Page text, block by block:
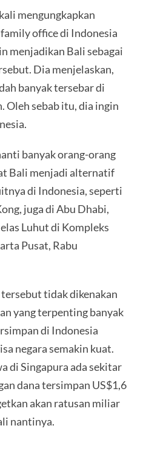
mengungkapkan
office di Indonesia
menjadikan Bali sebagai
Dia menjelaskan,
banyak tersebar di
Oleh sebab itu, dia ingin
banyak orang-orang
Bali menjadi alternatif
di Indonesia, seperti
juga di Abu Dhabi,
Luhut di Kompleks
Pusat, Rabu
tidak dikenakan
yang terpenting banyak
di Indonesia
negara semakin kuat.
di Singapura ada sekitar
dana tersimpan US$1,6
akan ratusan miliar
nantinya.